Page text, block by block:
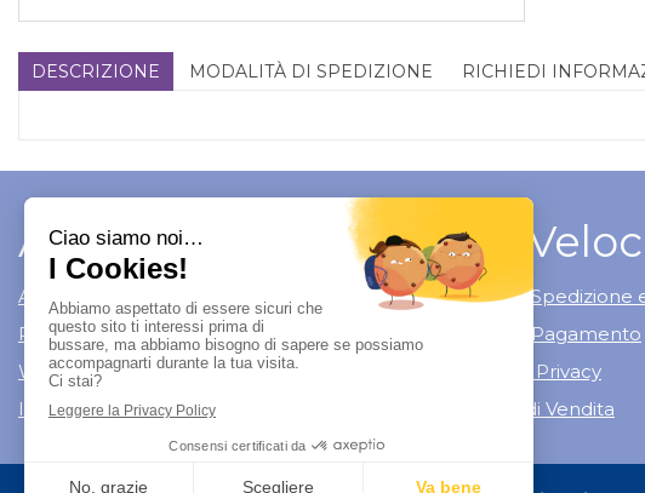
DESCRIZIONE MODALITÀ DI SPEDIZIONE RICHIEDI
Area Utente
Area utente
Registrati
Wishlist
Iscrizione alla Newsletter
Link
Modalità di Spedizione
Modalità di Pagamento
Informativa Privacy
Condizioni di Vendita